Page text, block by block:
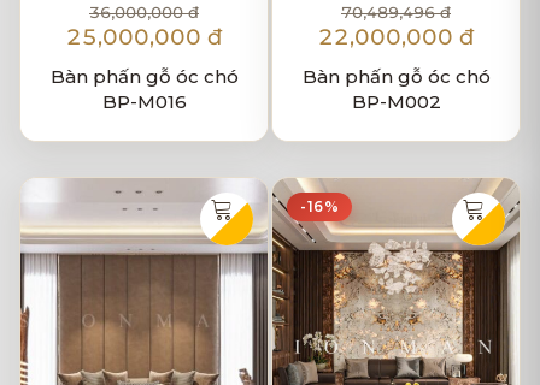
36,000,000 đ
25,000,000 đ
Bàn phấn gỗ óc chó
BP-M016
70,489,496 đ
22,000,000 đ
Bàn phấn gỗ óc chó
BP-M002
-16%